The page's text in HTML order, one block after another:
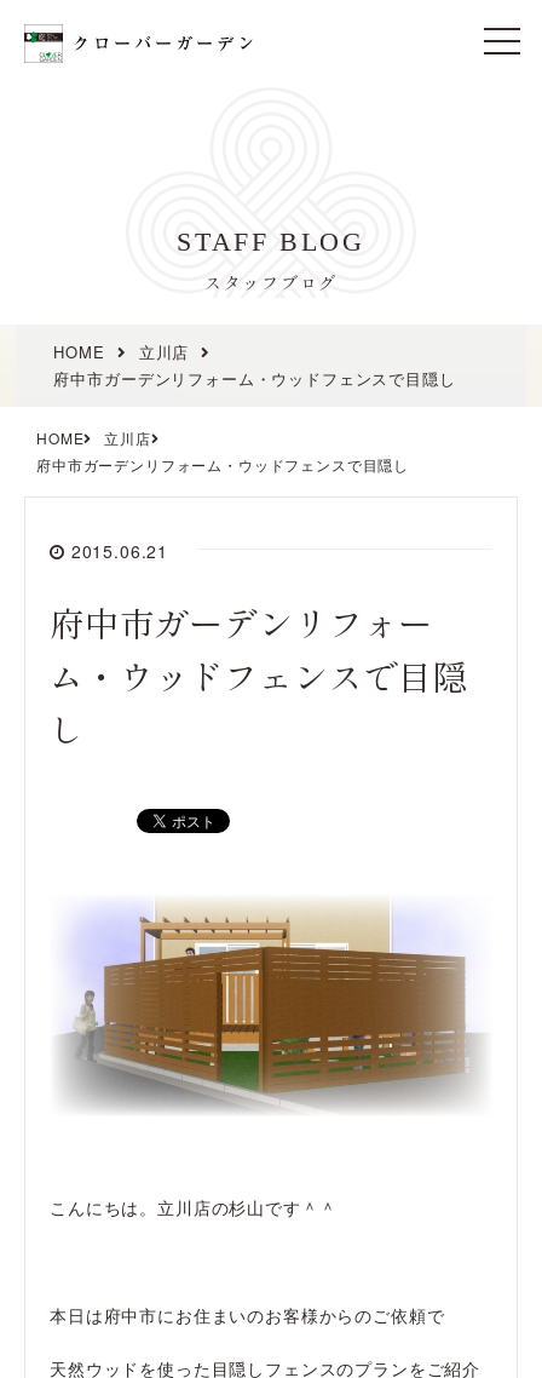
t
STAFF BLOG
スタッフブログ
HOME
立川店
府中市ガーデンリフォーム・ウッドフェンスで目隠し
HOME
立川店
府中市ガーデンリフォーム・ウッドフェンスで目隠し
2015.06.21
府中市ガーデンリフォー
ム・ウッドフェンスで目隠
し
こんにちは。立川店の杉山です＾＾
本日は府中市にお住まいのお客様からのご依頼で
天然ウッドを使った目隠しフェンスのプランをご紹介